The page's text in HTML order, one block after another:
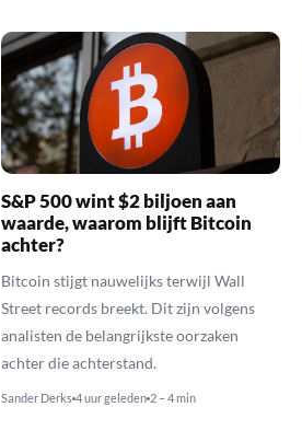
S&P 500 wint $2 biljoen aan
waarde, waarom blijft Bitcoin
achter?
Bitcoin stijgt nauwelijks terwijl Wall
Street records breekt. Dit zijn volgens
analisten de belangrijkste oorzaken
achter die achterstand.
Sander Derks 4 uur geleden 2 – 4 min